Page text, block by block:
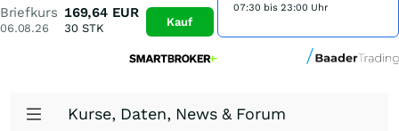
Briefkurs
06.08.26
169,64 EUR
30 STK Kauf
07:30 bis 23:00 Uhr
Kurse, Daten, News & Forum